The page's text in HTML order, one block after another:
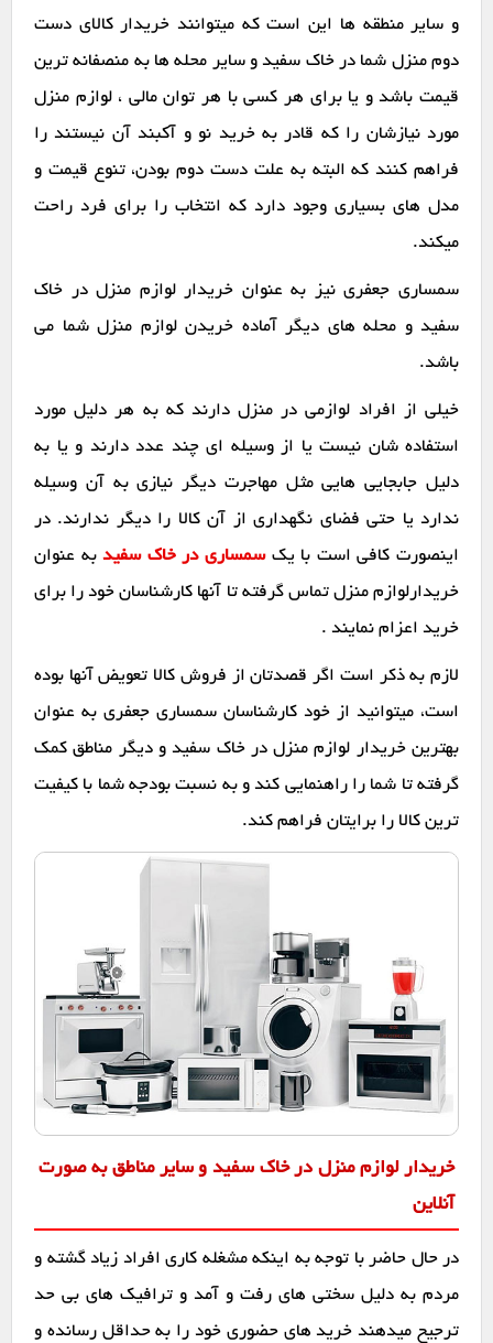
و سایر منطقه ها این است که میتوانند خریدار کالای دست
دوم منزل شما در خاک سفید و سایر محله ها به منصفانه ترین
قیمت باشد و یا برای هر کسی با هر توان مالی ، لوازم منزل
مورد نیازشان را که قادر به خرید نو و آکبند آن نیستند را
فراهم کنند که البته به علت دست دوم بودن، تنوع قیمت و
مدل های بسیاری وجود دارد که انتخاب را برای فرد راحت
میکند.
سمساری جعفری نیز به عنوان خریدار لوازم منزل در خاک
سفید و محله های دیگر آماده خریدن لوازم منزل شما می
باشد.
خیلی از افراد لوازمی در منزل دارند که به هر دلیل مورد
استفاده شان نیست یا از وسیله ای چند عدد دارند و یا به
دلیل جابجایی هایی مثل مهاجرت دیگر نیازی به آن وسیله
ندارد یا حتی فضای نگهداری از آن کالا را دیگر ندارند. در
اینصورت کافی است با یکسمساری در خاک سفیدبه عنوان
خریدارلوازم منزل تماس گرفته تا آنها کارشناسان خود را برای
خرید اعزام نمایند .
لازم به ذکر است اگر قصدتان از فروش کالا تعویض آنها بوده
است، میتوانید از خود کارشناسان سمساری جعفری به عنوان
بهترین خریدار لوازم منزل در خاک سفید و دیگر مناطق کمک
گرفته تا شما را راهنمایی کند و به نسبت بودجه شما با کیفیت
ترین کالا را برایتان فراهم کند.
خریدار لوازم منزل در خاک سفید و سایر مناطق به صورت
آنلاین
در حال حاضر با توجه به اینکه مشغله کاری افراد زیاد گشته و
مردم به دلیل سختی های رفت و آمد و ترافیک های بی حد
ترجیح میدهند خرید های حضوری خود را به حداقل رسانده و